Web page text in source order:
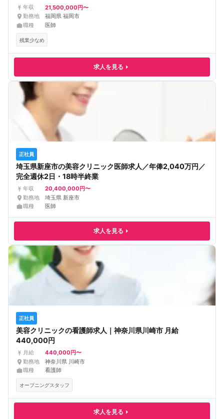
年収 21,500,000円〜
勤務地
福岡県 福岡市
職種
医師
残業少なめ
求人を見る
正社員
埼玉県新座市の美容クリニック医師求人／年俸2,040万円／
完全週休2日・18時半終業
年収 20,400,000円〜
勤務地
埼玉県 新座市
職種
医師
求人を見る
正社員
美容クリニックの看護師求人｜神奈川県川崎市 月給
440,000円
月給 440,000円〜
勤務地
神奈川県 川崎市
職種
看護師
オープニングスタッフ
求人を見る